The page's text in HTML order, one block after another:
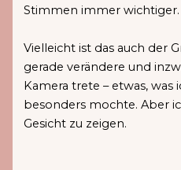
Stimmen immer wichtiger.
Vielleicht ist das auch der
gerade verändere und
Kamera trete – etwas,
besonders mochte. Aber
Gesicht zu zeigen.